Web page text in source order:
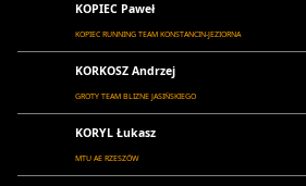
KOPIEC Paweł
KOPIEC RUNNING TEAM KONSTANCIN-JEZIORNA
KORKOSZ Andrzej
GROTY TEAM BLIZNE JASIŃSKIEGO
KORYL Łukasz
MTU AE RZESZÓW